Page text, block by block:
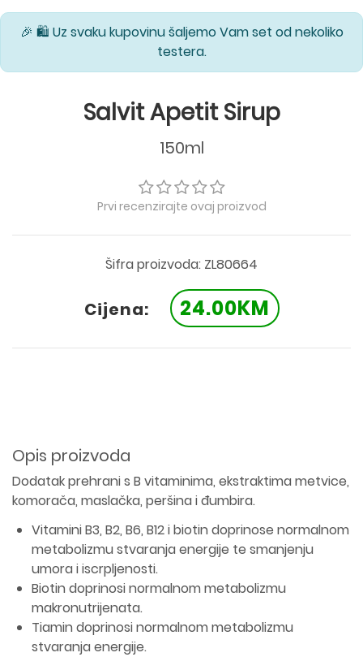
🎉 🛍️ Uz svaku kupovinu šaljemo Vam set od nekoliko
testera.
Salvit Apetit Sirup
150ml
Prvi recenzirajte ovaj proizvod
Šifra proizvoda: ZL80664
Cijena: 24.00KM
Opis proizvoda
Dodatak prehrani s B vitaminima, ekstraktima metvice,
komorača, maslačka, peršina i đumbira.
Vitamini B3, B2, B6, B12 i biotin doprinose normalnom
metabolizmu stvaranja energije te smanjenju
umora i iscrpljenosti.
Biotin doprinosi normalnom metabolizmu
makronutrijenata.
Tiamin doprinosi normalnom metabolizmu
stvaranja energije.